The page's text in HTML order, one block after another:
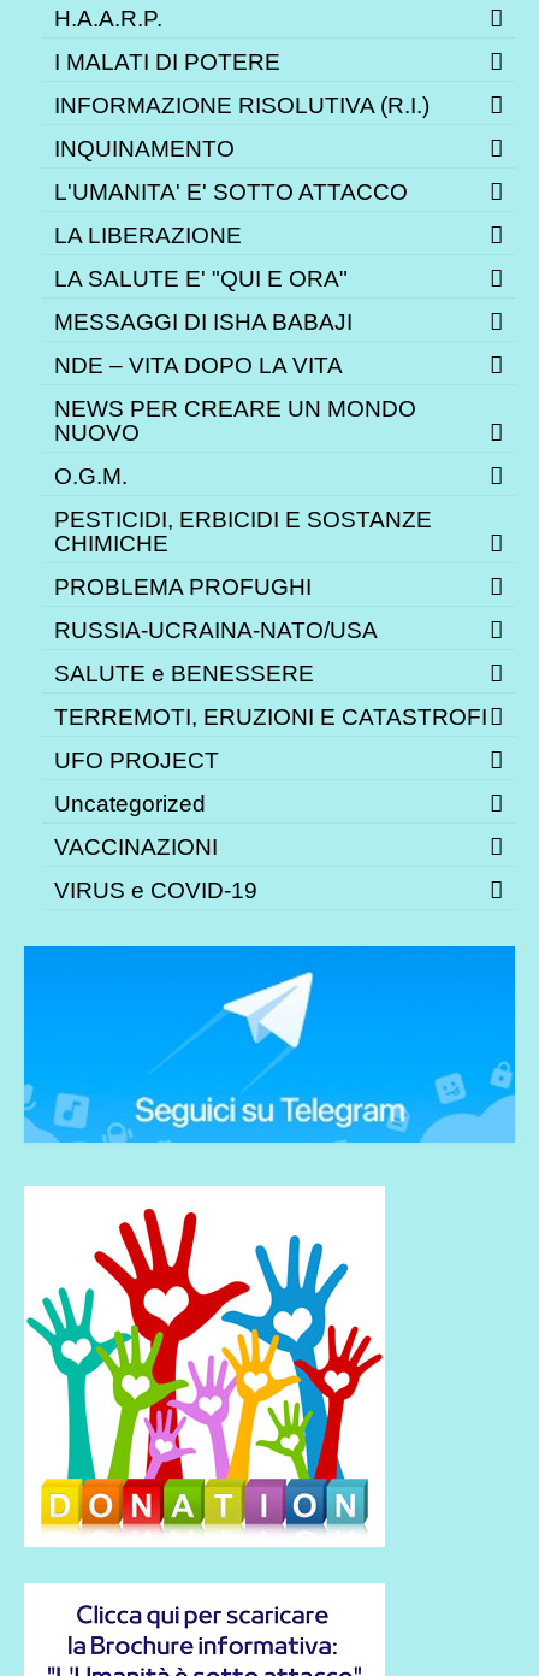
H.A.A.R.P.
I MALATI DI POTERE
INFORMAZIONE RISOLUTIVA (R.I.)
INQUINAMENTO
L'UMANITA' E' SOTTO ATTACCO
LA LIBERAZIONE
LA SALUTE E' "QUI E ORA"
MESSAGGI DI ISHA BABAJI
NDE – VITA DOPO LA VITA
NEWS PER CREARE UN MONDO
NUOVO
O.G.M.
PESTICIDI, ERBICIDI E SOSTANZE
CHIMICHE
PROBLEMA PROFUGHI
RUSSIA-UCRAINA-NATO/USA
SALUTE e BENESSERE
TERREMOTI, ERUZIONI E CATASTROFI
UFO PROJECT
Uncategorized
VACCINAZIONI
VIRUS e COVID-19